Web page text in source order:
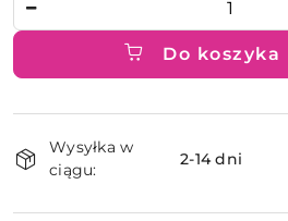
Do koszyka
i
dostawa
Wysyłka w
ciągu:
2-14 dni